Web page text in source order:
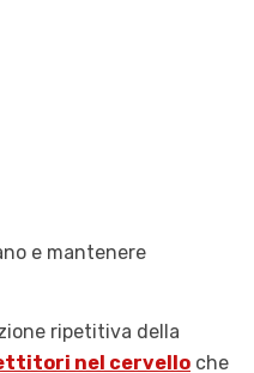
e mantenere
ripetitiva della
nel cervello che